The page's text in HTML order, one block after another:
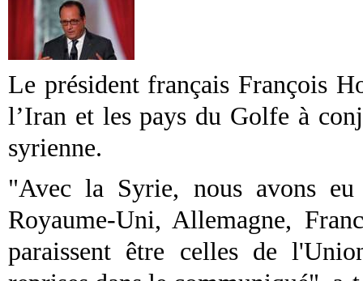
Le président français François
l’Iran et les pays du Golfe à
syrienne.
"Avec la Syrie, nous avons
Royaume-Uni, Allemagne,
paraissent être celles de